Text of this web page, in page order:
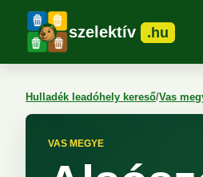
szelektív .hu
Hulladék leadóhely kereső/Vas
VAS MEGYE